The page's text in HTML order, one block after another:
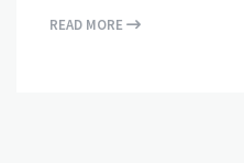
READ MORE